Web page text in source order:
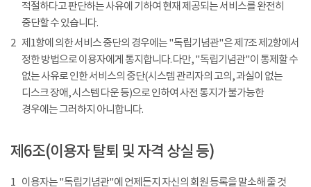
적절하다고 판단하는 사유에 기하여 현재 제공되는 서비스를 완전히
중단할 수 있습니다.
2 제1항에 의한 서비스 중단의 경우에는 "독립기념관"은 제7조 제2항에서
정한 방법으로 이용자에게 통지합니다. 다만, "독립기념관"이 통제할 수
없는 사유로 인한 서비스의 중단(시스템 관리자의 고의, 과실이 없는
디스크 장애, 시스템 다운 등)으로 인하여 사전 통지가 불가능한
경우에는 그러하지 아니합니다.
제6조(이용자 탈퇴 및 자격 상실 등)
1 이용자는 "독립기념관"에 언제든지 자신의 회원 등록을 말소해 줄 것